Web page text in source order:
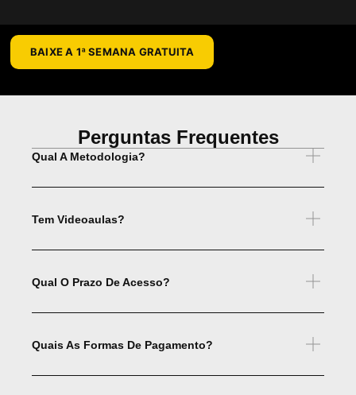
BAIXE A 1ª SEMANA GRATUITA
Perguntas Frequentes
Qual A Metodologia?
Tem Videoaulas?
Qual O Prazo De Acesso?
Quais As Formas De Pagamento?